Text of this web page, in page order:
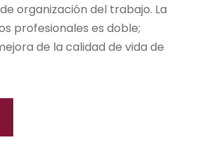
organización del trabajo. La
profesionales es doble;
de la calidad de vida de